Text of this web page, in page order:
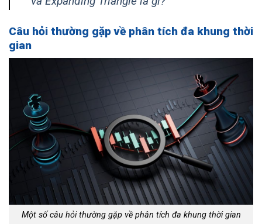
Câu hỏi thường gặp về phân tích đa khung thời
gian
Một số câu hỏi thường gặp về phân tích đa khung thời gian